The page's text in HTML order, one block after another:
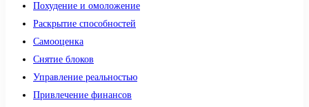
Похудение и омоложение
Раскрытие способностей
Самооценка
Снятие блоков
Управление реальностью
Привлечение финансов